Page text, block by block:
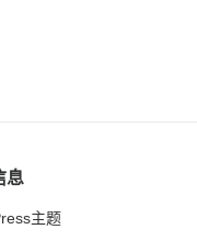
息
主题